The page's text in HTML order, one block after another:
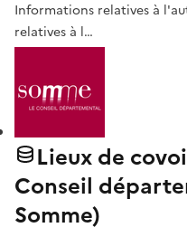
Informations relatives à
relatives à l…
Lieux de
Conseil
Somme)